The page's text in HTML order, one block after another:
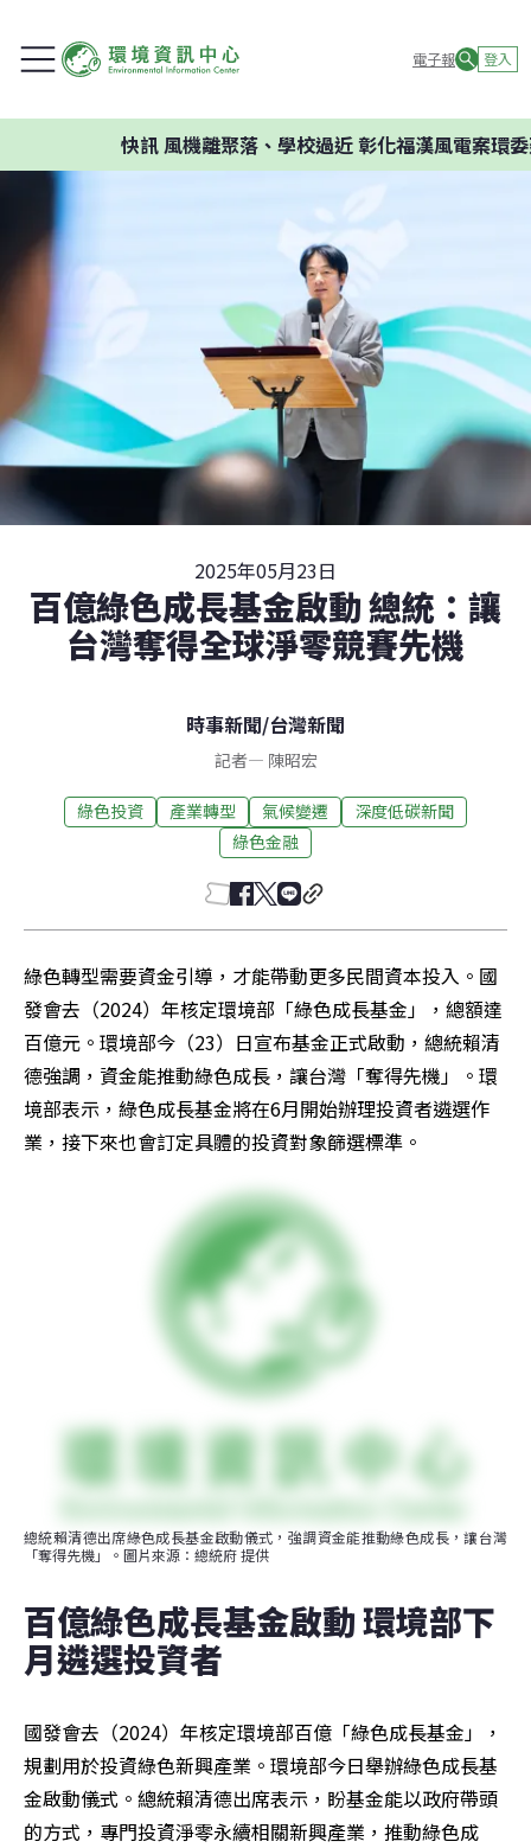
電子報 登入
風機離聚落、學校過近 彰化福漢風電案環委建議不
2025年05月23日
百億綠色成長基金啟動 總統：讓
台灣奪得全球淨零競賽先機
時事新聞/台灣新聞
記者— 陳昭宏
綠色投資 產業轉型 氣候變遷
深度低碳新聞
綠色金融
綠色轉型需要資金引導，才能帶動更多民間資本投入。國
發會去（2024）年核定環境部「綠色成長基金」，總額達
百億元。環境部今（23）日宣布基金正式啟動，總統賴清
德強調，資金能推動綠色成長，讓台灣「奪得先機」。環
境部表示，綠色成長基金將在6月開始辦理投資者遴選作
業，接下來也會訂定具體的投資對象篩選標準。
總統賴清德出席綠色成長基金啟動儀式，強調資金能推動綠色成長，讓台灣
「奪得先機」。圖片來源：總統府 提供
百億綠色成長基金啟動 環境部下
月遴選投資者
國發會去（2024）年核定環境部百億「綠色成長基金」，
規劃用於投資綠色新興產業。環境部今日舉辦綠色成長基
金啟動儀式。總統賴清德出席表示，盼基金能以政府帶頭
的方式，專門投資淨零永續相關新興產業，推動綠色成